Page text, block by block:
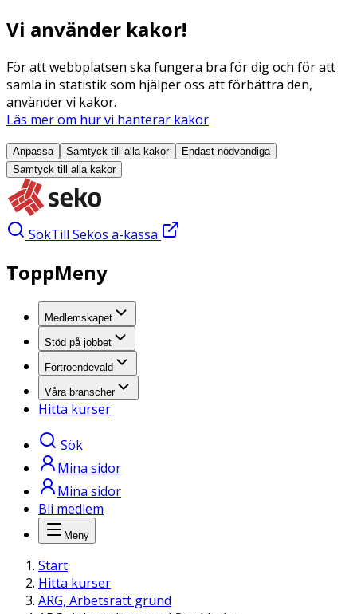
Vi använder kakor!
För att webbplatsen ska fungera bra för dig och för att
samla in statistik som hjälper oss att förbättra den,
använder vi kakor.
Läs mer om hur vi hanterar kakor
Anpassa Samtyck till alla kakor
Endast nödvändiga
Samtyck till alla kakor
SökTill Sekos a-kassa
ToppMeny
Medlemskapet
Stöd på jobbet
Förtroendevald
Våra branscher
Hitta kurser
Sök
Mina sidor
Mina sidor
Bli medlem
Meny
Start
Hitta kurser
ARG, Arbetsrätt grund